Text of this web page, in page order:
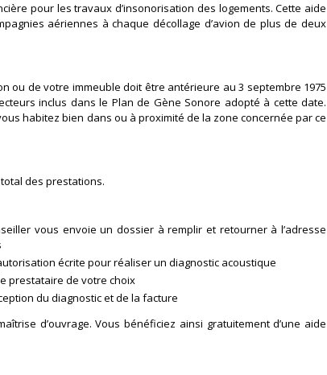
pour les travaux d’insonorisation des logements. Cette aide
aériennes à chaque décollage d’avion de plus de deux
ou de votre immeuble doit être antérieure au 3 septembre 1975
inclus dans le Plan de Gène Sonore adopté à cette date.
habitez bien dans ou à proximité de la zone concernée par ce
des prestations.
vous envoie un dossier à remplir et retourner à l’adresse
écrite pour réaliser un diagnostic acoustique
prestataire de votre choix
du diagnostic et de la facture
d’ouvrage. Vous bénéficiez ainsi gratuitement d’une aide